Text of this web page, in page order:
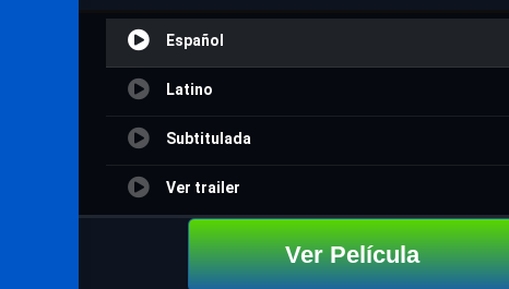
Español
Latino
Subtitulada
Ver trailer
Ver Película